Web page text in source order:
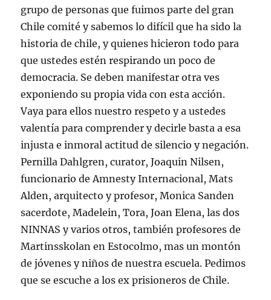
grupo de personas que fuimos parte del gran
Chile comité y sabemos lo difícil que ha sido la
historia de chile, y quienes hicieron todo para
que ustedes estén respirando un poco de
democracia. Se deben manifestar otra ves
exponiendo su propia vida con esta acción.
Vaya para ellos nuestro respeto y a ustedes
valentía para comprender y decirle basta a esa
injusta e inmoral actitud de silencio y negación.
Pernilla Dahlgren, curator, Joaquin Nilsen,
funcionario de Amnesty Internacional, Mats
Alden, arquitecto y profesor, Monica Sanden
sacerdote, Madelein, Tora, Joan Elena, las dos
NINNAS y varios otros, también profesores de
Martinsskolan en Estocolmo, mas un montón
de jóvenes y niños de nuestra escuela. Pedimos
que se escuche a los ex prisioneros de Chile.